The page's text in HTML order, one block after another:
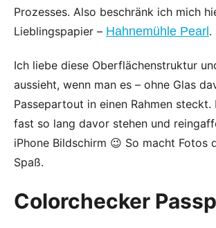
Prozesses. Also beschränk ich mich
Lieblingspapier – Hahnemühle Pearl.
Ich liebe diese Oberflächenstruktur
aussieht, wenn man es – ohne Glas
Passepartout in einen Rahmen steckt.
fast so lang davor stehen und
iPhone Bildschirm 😉 So macht Fotos
Spaß.
Colorchecker